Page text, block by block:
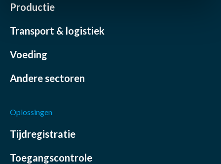
Productie
Transport & logistiek
Voeding
Andere sectoren
Oplossingen
Tijdregistratie
Toegangscontrole